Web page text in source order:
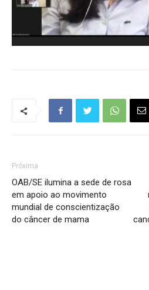
Próxima
OAB/SE ilumina a sede de rosa
em apoio ao movimento
mundial de conscientização
do câncer de mama